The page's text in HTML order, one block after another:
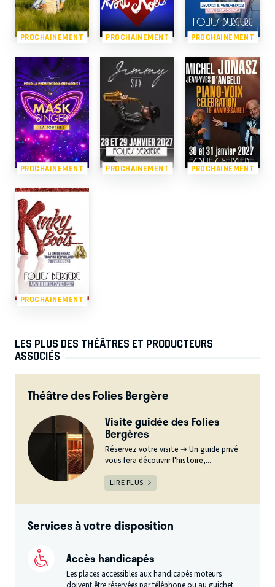
PROCHAINEMENT PROCHAINEMENT PROCHAINEMENT
PROCHAINEMENT PROCHAINEMENT PROCHAINEMENT
PROCHAINEMENT
LES PLUS DES THÉÂTRES ET PRODUCTEURS
ASSOCIÉS
Théâtre des Folies Bergère
Visite guidée des Folies
Bergères
Réservez votre visite ➔ Un guide privé
vous fera découvrir l'histoire,...
LIRE PLUS
Services à votre disposition
Accès handicapés
Les places accessibles aux handicapés moteurs